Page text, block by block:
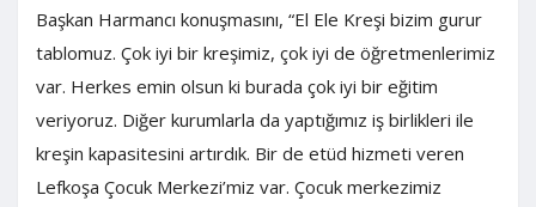
Başkan Harmancı konuşmasını, “El Ele Kreşi bizim gurur
tablomuz. Çok iyi bir kreşimiz, çok iyi de öğretmenlerimiz
var. Herkes emin olsun ki burada çok iyi bir eğitim
veriyoruz. Diğer kurumlarla da yaptığımız iş birlikleri ile
kreşin kapasitesini artırdık. Bir de etüd hizmeti veren
Lefkoşa Çocuk Merkezi’miz var. Çocuk merkezimiz